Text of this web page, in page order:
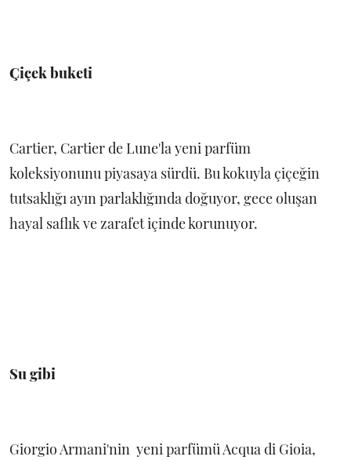
Çiçek buketi
Cartier, Cartier de Lune'la yeni parfüm
koleksiyonunu piyasaya sürdü. Bu kokuyla çiçeğin
tutsaklığı ayın parlaklığında doğuyor, gece oluşan
hayal saflık ve zarafet içinde korunuyor.
Su gibi
Giorgio Armani'nin yeni parfümü Acqua di Gioia,